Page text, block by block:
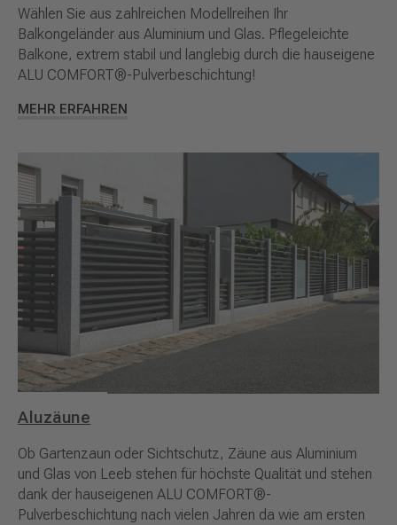
Wählen Sie aus zahlreichen Modellreihen Ihr
Balkongeländer aus Aluminium und Glas. Pflegeleichte
Balkone, extrem stabil und langlebig durch die hauseigene
ALU COMFORT®-Pulverbeschichtung!
MEHR ERFAHREN
Aluzäune
Ob Gartenzaun oder Sichtschutz, Zäune aus Aluminium
und Glas von Leeb stehen für höchste Qualität und stehen
dank der hauseigenen ALU COMFORT®-
Pulverbeschichtung nach vielen Jahren da wie am ersten